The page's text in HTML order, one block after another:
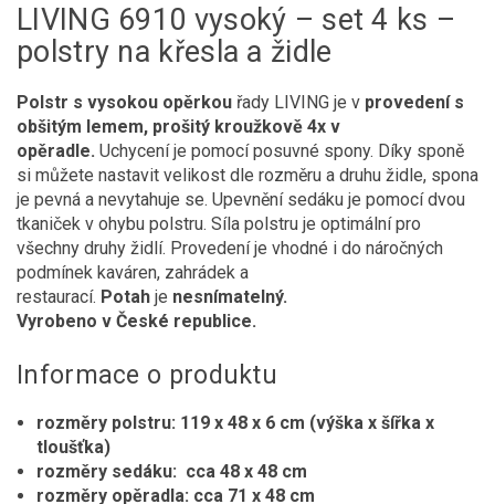
LIVING 6910 vysoký – set 4 ks –
polstry na křesla a židle
Polstr s vysokou opěrkou řady LIVING je v provedení s
obšitým lemem, prošitý kroužkově 4x v
opěradle. Uchycení je pomocí posuvné spony. Díky sponě
si můžete nastavit velikost dle rozměru a druhu židle, spona
je pevná a nevytahuje se. Upevnění sedáku je pomocí dvou
tkaniček v ohybu polstru. Síla polstru je optimální pro
všechny druhy židlí. Provedení je vhodné i do náročných
podmínek kaváren, zahrádek a
restaurací. Potah je nesnímatelný.
Vyrobeno v České republice.
Informace o produktu
rozměry polstru: 119 x 48 x 6 cm (výška x šířka x
tloušťka)
rozměry sedáku: cca 48 x 48 cm
rozměry opěradla: cca 71 x 48 cm